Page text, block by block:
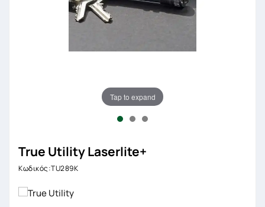
Tap to expand
True Utility Laserlite+
Κωδικός:TU289K